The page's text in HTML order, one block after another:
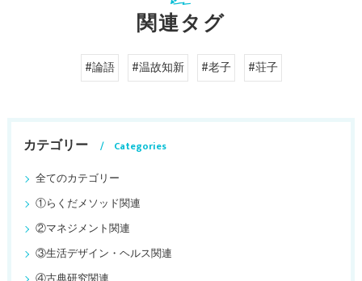
関連タグ
#論語 #温故知新 #老子 #荘子
カテゴリー
Categories
全てのカテゴリー
①らくだメソッド関連
②マネジメント関連
③生活デザイン・ヘルス関連